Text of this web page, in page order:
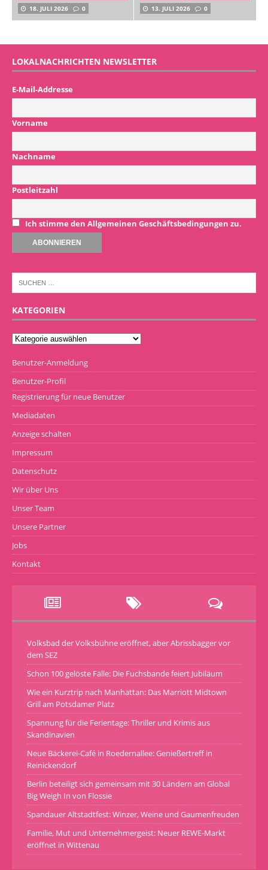
18. JULI 2026 0 13. JULI 2026 0
LOKALNACHRICHTEN NEWSLETTER
E-Mail-Addresse
Vorname
Nachname
Postleitzahl
Ich stimme den Allgemeinen Geschäftsbedingungen zu.
KATEGORIEN
Benutzer-Anmeldung
Benutzer-Profil
Registrierung für neue Benutzer
Mediadaten
Anzeige schalten
Impressum
Datenschutz
Wir über Uns
Unser Team
Unsere Partner
Jobs
Kontakt
Volksbad der Volksbühne eröffnet, aber Abrissbagger vor
dem SEZ
Schon 100 gelöste Fälle: Die Fuchsbande feiert Jubiläum
Wie ein Kurztrip nach Manhattan: Das Marriott Midtown
Grill am Potsdamer Platz
Spannung für die Ferientage: Thriller und Krimis aus
Skandinavien
Neue Bäckerei-Café in Roedernallee: Genießertreff in
Reinickendorf
Berlin beteiligt sich gemeinsam mit 30 Ländern am Global
Big Weigh In von Flossie
Spandauer Altstadtfest: Winzer, Weine und Gaumenfreuden
Familie, Mut und Unternehmergeist: Neuer REWE-Markt
eröffnet in Wittenau